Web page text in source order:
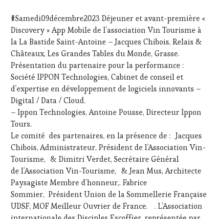
TV,
WEB,
OENOTOURISME,
PARTENAIRES
VIN
TOURISME
PRODUCTEURS
TERROIR,
RESTAURATEUR,
CHEF,
CUISINIER,
ŒNOLOGUE,
SOMMELIER ,
SALONS
INTERNATIONAUX,
VIGNOBLES,
WINE
TOURISM
FAME,
WINE
2023
#Samedi09décembre2023 Déjeuner et avant-première «
Discovery » App Mobile de l’association Vin Tourisme à
la La Bastide Saint-Antoine – Jacques Chibois, Relais &
Châteaux, Les Grandes Tables du Monde, Grasse.
Présentation du partenaire pour la performance :
Société IPPON Technologies, Cabinet de conseil et
d’expertise en développement de logiciels innovants –
Digital / Data / Cloud.
– Ippon Technologies, Antoine Pousse, Directeur Ippon
Tours.
Le comité des partenaires, en la présence de : Jacques
Chibois, Administrateur, Président de l’Association Vin-
Tourisme, & Dimitri Verdet, Secrétaire Général
de l’Association Vin-Tourisme, & Jean Mus, Architecte
Paysagiste Membre d’honneur,. Fabrice
Sommier, Président Union de la Sommellerie Française
UDSF, MOF Meilleur Ouvrier de France. . L’Association